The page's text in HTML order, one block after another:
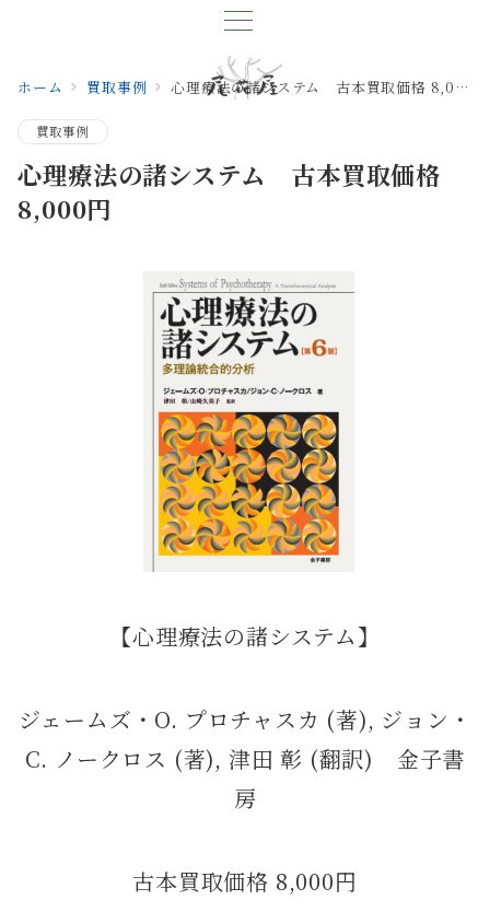
ホーム 買取事例 心理療法の諸システム 古本買取価格 8,000円
買取事例
心理療法の諸システム 古本買取価格
8,000円
【心理療法の諸システム】
ジェームズ・O. プロチャスカ (著), ジョン・
C. ノークロス (著), 津田 彰 (翻訳) 金子書
房
古本買取価格 8,000円